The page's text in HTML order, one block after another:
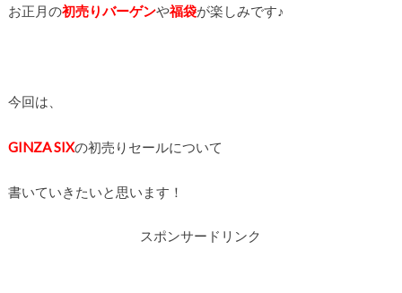
お正月の初売りバーゲンや福袋が楽しみです♪
今回は、
GINZA SIXの初売りセールについて
書いていきたいと思います！
スポンサードリンク